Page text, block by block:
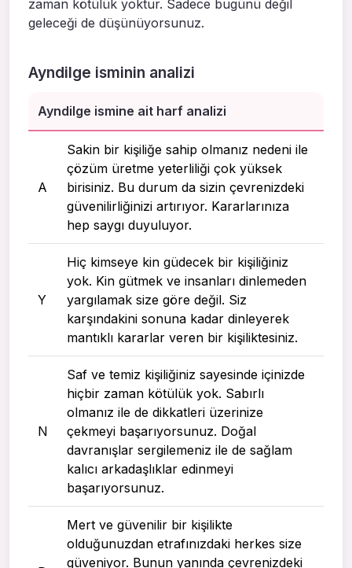
zaman kötülük yoktur. Sadece bugünü değil
geleceği de düşünüyorsunuz.
Ayndilge isminin analizi
Ayndilge ismine ait harf analizi
A
Sakin bir kişiliğe sahip olmanız nedeni ile
çözüm üretme yeterliliği çok yüksek
birisiniz. Bu durum da sizin çevrenizdeki
güvenilirliğinizi artırıyor. Kararlarınıza
hep saygı duyuluyor.
Y
Hiç kimseye kin güdecek bir kişiliğiniz
yok. Kin gütmek ve insanları dinlemeden
yargılamak size göre değil. Siz
karşındakini sonuna kadar dinleyerek
mantıklı kararlar veren bir kişiliktesiniz.
N
Saf ve temiz kişiliğiniz sayesinde içinizde
hiçbir zaman kötülük yok. Sabırlı
olmanız ile de dikkatleri üzerinize
çekmeyi başarıyorsunuz. Doğal
davranışlar sergilemeniz ile de sağlam
kalıcı arkadaşlıklar edinmeyi
başarıyorsunuz.
Mert ve güvenilir bir kişilikte
olduğunuzdan etrafınızdaki herkes size
güveniyor. Bunun yanında çevrenizdeki